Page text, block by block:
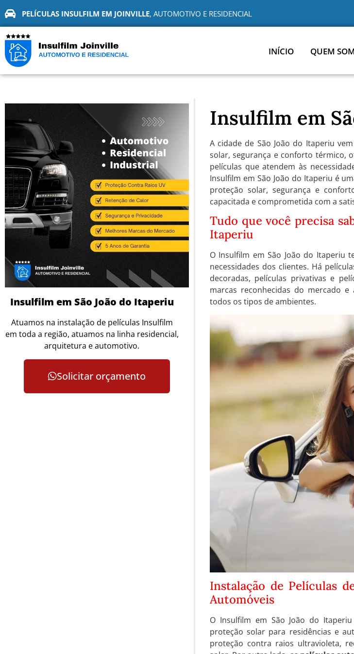
PELÍCULAS INSULFILM EM JOINVILLE, AUTOMOTIVO E RESIDENCIAL
INÍCIO QUEM
Insulfilm em São João do Itaperiu
Atuamos na instalação de películas Insulfilm
em toda a região, atuamos na linha residencial,
arquitetura e automotivo.
Solicitar orçamento
Insulfilm em
A cidade de São João do Itaperiu
solar, segurança e conforto térmico,
películas que atendem às
Insulfilm em São João do Itaperiu é
proteção solar, segurança e
capacitada e comprometida com a
Tudo que você precisa
Itaperiu
O Insulfilm em São João do
necessidades dos clientes. Há
decoradas, películas privativas e
marcas reconhecidas do mercado
todos os tipos de ambientes.
Instalação de Películas
Automóveis
O Insulfilm em São João do
proteção solar para residências e
proteção contra raios ultravioleta,